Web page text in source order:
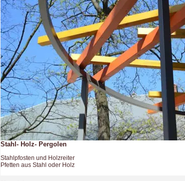
Stahl- Holz- Pergolen
Stahlpfosten und Holzreiter
Pfetten aus Stahl oder Holz